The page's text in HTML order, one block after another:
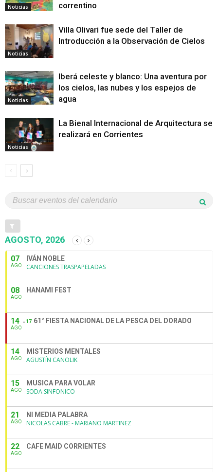
Noticias correntino
Noticias
Villa Olivari fue sede del Taller de
Introducción a la Observación de Cielos
Noticias
Iberá celeste y blanco: Una aventura por
los cielos, las nubes y los espejos de
agua
Noticias
La Bienal Internacional de Arquitectura se
realizará en Corrientes
AGOSTO, 2026
07
AGO
IVÁN NOBLE
CANCIONES TRASPAPELADAS
08
AGO
HANAMI FEST
14
AGO
17 61° FIESTA NACIONAL DE LA PESCA DEL DORADO
14
AGO
MISTERIOS MENTALES
AGUSTÍN CANOLIK
15
AGO
MUSICA PARA VOLAR
SODA SINFONICO
21
AGO
NI MEDIA PALABRA
NICOLAS CABRE - MARIANO MARTINEZ
22
AGO
CAFE MAID CORRIENTES